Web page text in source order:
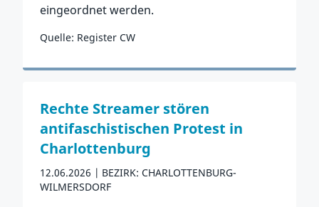
eingeordnet werden.
Quelle: Register CW
Zum Vorfall
Rechte Streamer stören
antifaschistischen Protest in
Charlottenburg
12.06.2026
BEZIRK: CHARLOTTENBURG-
WILMERSDORF